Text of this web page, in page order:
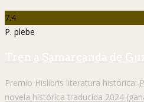
7.4
P. plebe
Tren a Samarcanda de
Premio Hislibris literatura histórica:
novela histórica traducida 2024